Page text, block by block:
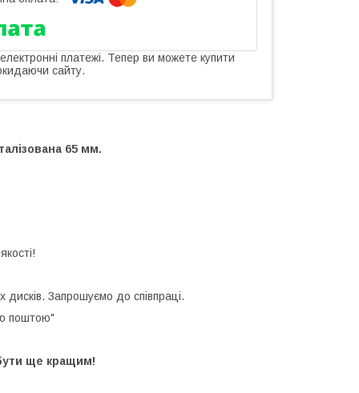
платежі. Тепер ви можете купити
сайту.
65 мм.
дисків. Запрошуємо до співпраці.
поштою"
ще кращим!